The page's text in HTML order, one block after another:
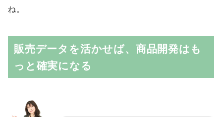
ね。
販売データを活かせば、商品開発はも
っと確実になる